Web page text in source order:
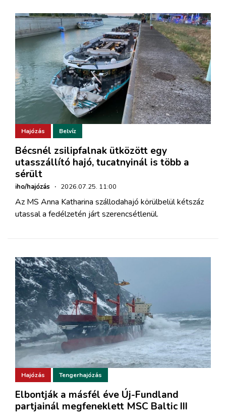
Hajózás Belvíz
Bécsnél zsilipfalnak ütközött egy
utasszállító hajó, tucatnyinál is több a
sérült
iho/hajózás · 2026.07.25. 11:00
Az MS Anna Katharina szállodahajó körülbelül kétszáz
utassal a fedélzetén járt szerencsétlenül.
Hajózás Tengerhajózás
Elbontják a másfél éve Új-Fundland
partjainál megfeneklett MSC Baltic III